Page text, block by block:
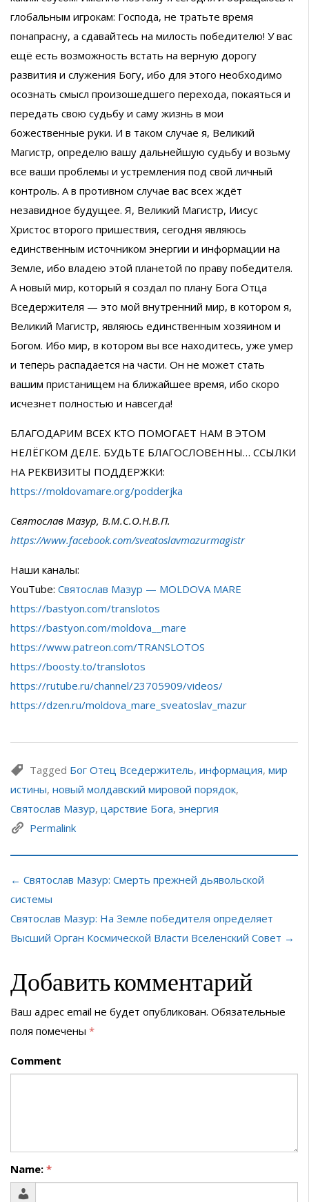
глобальным игрокам: Господа, не тратьте время
понапрасну, а сдавайтесь на милость победителю! У вас
ещё есть возможность встать на верную дорогу
развития и служения Богу, ибо для этого необходимо
осознать смысл произошедшего перехода, покаяться и
передать свою судьбу и саму жизнь в мои
божественные руки. И в таком случае я, Великий
Магистр, определю вашу дальнейшую судьбу и возьму
все ваши проблемы и устремления под свой личный
контроль. А в противном случае вас всех ждёт
незавидное будущее. Я, Великий Магистр, Иисус
Христос второго пришествия, сегодня являюсь
единственным источником энергии и информации на
Земле, ибо владею этой планетой по праву победителя.
А новый мир, который я создал по плану Бога Отца
Вседержителя — это мой внутренний мир, в котором я,
Великий Магистр, являюсь единственным хозяином и
Богом. Ибо мир, в котором вы все находитесь, уже умер
и теперь распадается на части. Он не может стать
вашим пристанищем на ближайшее время, ибо скоро
исчезнет полностью и навсегда!
БЛАГОДАРИМ ВСЕХ КТО ПОМОГАЕТ НАМ В ЭТОМ
НЕЛЁГКОМ ДЕЛЕ. БУДЬТЕ БЛАГОСЛОВЕННЫ… ССЫЛКИ
НА РЕКВИЗИТЫ ПОДДЕРЖКИ:
https://moldovamare.org/podderjka
Святослав Мазур, В.М.С.О.Н.В.П.
https://www.facebook.com/sveatoslavmazurmagistr
Наши каналы:
YouTube: Святослав Мазур — MOLDOVA MARE
https://bastyon.com/translotos
https://bastyon.com/moldova__mare
https://www.patreon.com/TRANSLOTOS
https://boosty.to/translotos
https://rutube.ru/channel/23705909/videos/
https://dzen.ru/moldova_mare_sveatoslav_mazur
Tagged Бог Отец Вседержитель, информация, мир
истины, новый молдавский мировой порядок,
Святослав Мазур, царствие Бога, энергия
Permalink
← Святослав Мазур: Смерть прежней дьявольской
системы
Святослав Мазур: На Земле победителя определяет
Высший Орган Космической Власти Вселенский Совет →
Добавить комментарий
Ваш адрес email не будет опубликован. Обязательные
поля помечены *
Comment
Name: *